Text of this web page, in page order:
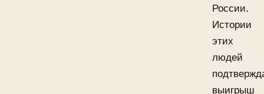
России.
Истории
этих
людей
выигрыш